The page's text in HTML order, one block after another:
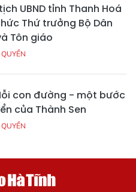
UBND tỉnh Thanh Hoá
Thứ trưởng Bộ Dân
Tôn giáo
con đường - một bước
của Thành Sen